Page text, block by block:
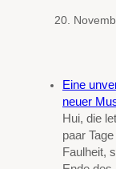
20.
Eine
neuer
Hui, die
paar
Faulheit,